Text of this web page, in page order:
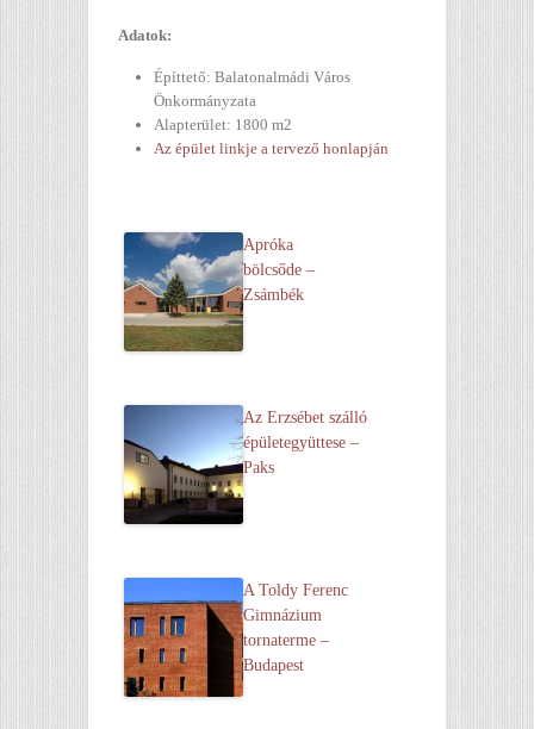
Adatok:
Építtető: Balatonalmádi Város
Önkormányzata
Alapterület: 1800 m2
Az épület linkje a tervező honlapján
Apróka
bölcsőde –
Zsámbék
Az Erzsébet szálló
épületegyüttese –
Paks
A Toldy Ferenc
Gimnázium
tornaterme –
Budapest